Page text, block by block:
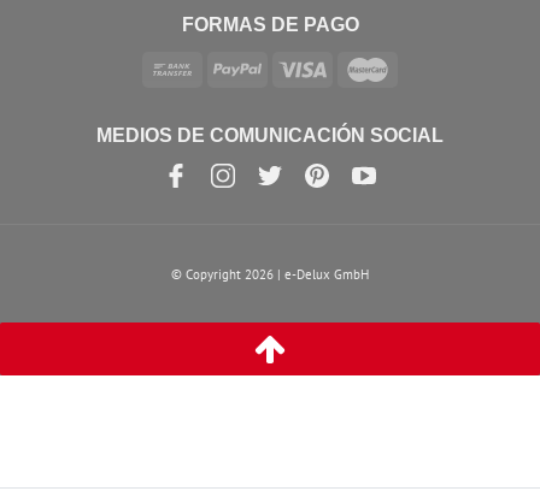
FORMAS DE PAGO
MEDIOS DE COMUNICACIÓN SOCIAL
© Copyright 2026 | e-Delux GmbH